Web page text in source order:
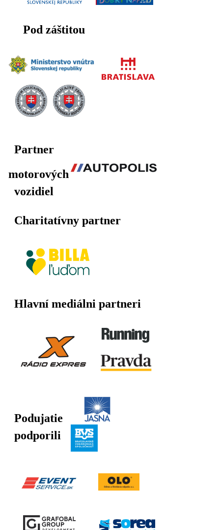
Pod záštitou
Partner
motorových
vozidiel
Charitatívny partner
Hlavní mediálni partneri
Podujatie
podporili